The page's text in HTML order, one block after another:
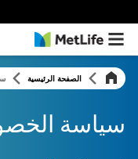
الصفحة الرئيسية
سياسة